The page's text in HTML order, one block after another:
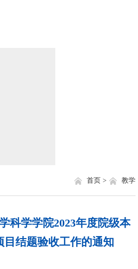
教学
首页 >
科学学院2023年度院级本
目结题验收工作的通知